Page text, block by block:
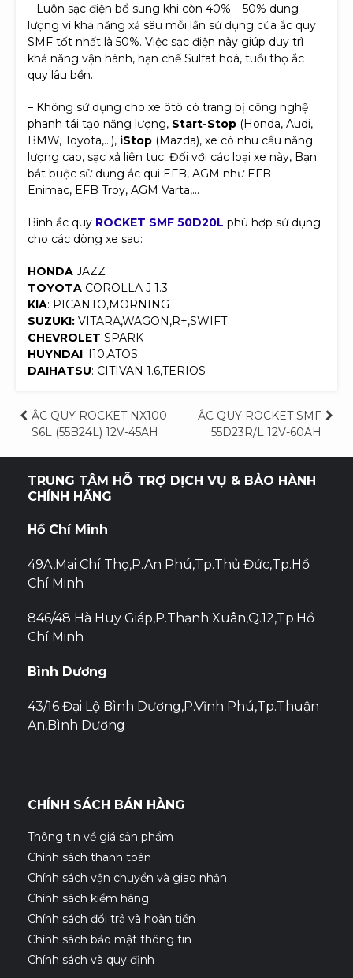
– Luôn sạc điện bổ sung khi còn 40% – 50% dung
lượng vì khả năng xả sâu mỗi lần sử dụng của ắc quy
SMF tốt nhất là 50%. Việc sạc điện này giúp duy trì
khả năng vận hành, hạn chế Sulfat hoá, tuổi thọ ắc
quy lâu bền.
– Không sử dụng cho xe ôtô có trang bị công nghệ
phanh tái tạo năng lượng, Start-Stop (Honda, Audi,
BMW, Toyota,…), iStop (Mazda), xe có nhu cầu năng
lượng cao, sạc xả liên tục. Đối với các loại xe này, Bạn
bắt buộc sử dụng ắc qui EFB, AGM như EFB
Enimac, EFB Troy, AGM Varta,…
Bình ắc quy ROCKET SMF 50D20L phù hợp sử dụng
cho các dòng xe sau:
HONDA JAZZ
TOYOTA COROLLA J 1.3
KIA: PICANTO,MORNING
SUZUKI: VITARA,WAGON,R+,SWIFT
CHEVROLET SPARK
HUYNDAI: I10,ATOS
DAIHATSU: CITIVAN 1.6,TERIOS
Điều
hướng
bài
ẮC QUY ROCKET NX100-
S6L (55B24L) 12V-45AH
ẮC QUY ROCKET SMF
55D23R/L 12V-60AH
TRUNG TÂM HỖ TRỢ DỊCH VỤ & BẢO HÀNH
CHÍNH HÃNG
Hồ Chí Minh
49A,Mai Chí Thọ,P.An Phú,Tp.Thủ Đức,Tp.Hồ
Chí Minh
846/48 Hà Huy Giáp,P.Thạnh Xuân,Q.12,Tp.Hồ
Chí Minh
Bình Dương
43/16 Đại Lộ Bình Dương,P.Vĩnh Phú,Tp.Thuận
An,Bình Dương
CHÍNH SÁCH BÁN HÀNG
Thông tin về giá sản phẩm
Chính sách thanh toán
Chính sách vận chuyển và giao nhận
Chính sách kiểm hàng
Chính sách đổi trả và hoàn tiền
Chính sách bảo mật thông tin
Chính sách và quy định